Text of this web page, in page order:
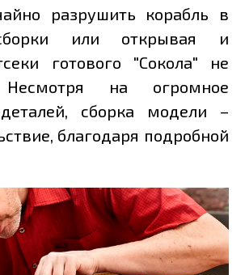
разрушить корабль в
или открывая и
готового "Сокола" не
Несмотря на огромное
деталей, сборка модели –
благодаря подробной